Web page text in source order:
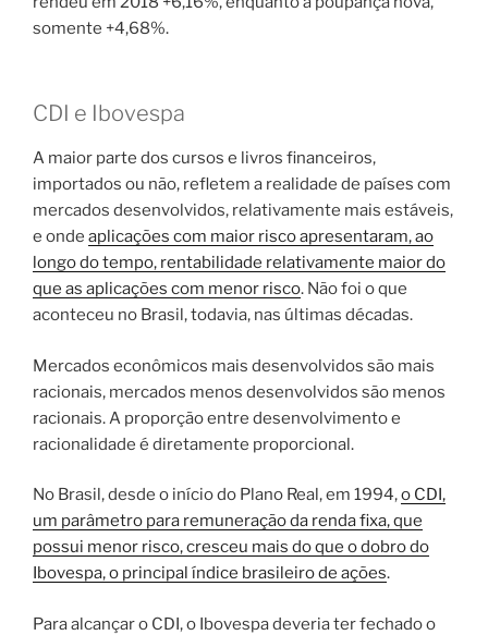
somente +4,68%.
CDI e Ibovespa
A maior parte dos cursos e livros financeiros,
importados ou não, refletem a realidade de países com
mercados desenvolvidos, relativamente mais estáveis,
e onde aplicações com maior risco apresentaram, ao
longo do tempo, rentabilidade relativamente maior do
que as aplicações com menor risco. Não foi o que
aconteceu no Brasil, todavia, nas últimas décadas.
Mercados econômicos mais desenvolvidos são mais
racionais, mercados menos desenvolvidos são menos
racionais. A proporção entre desenvolvimento e
racionalidade é diretamente proporcional.
No Brasil, desde o início do Plano Real, em 1994,o CDI,
um parâmetro para remuneração da renda fixa, que
possui menor risco, cresceu mais do que o dobro do
Ibovespa, o principal índice brasileiro de ações.
Para alcançar o CDI, o Ibovespa deveria ter fechado o